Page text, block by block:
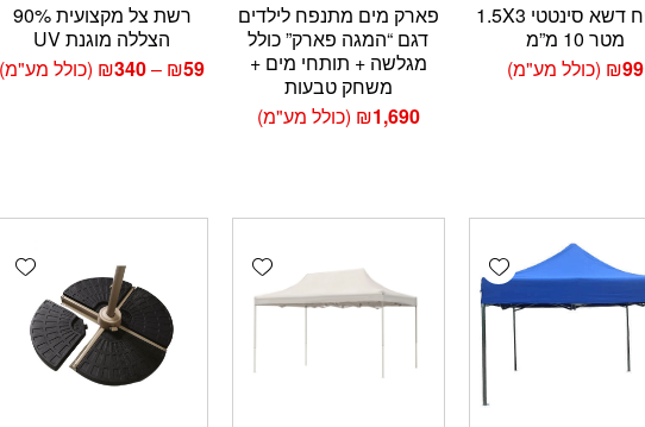
שטיח דשא סינטטי 1.5X3
מטר 10 מ”מ
₪99 (כולל מע"מ)
פארק מים מתנפח לילדים
דגם “המגה פארק” כולל
מגלשה + תותחי מים +
משחק טבעות
₪1,690 (כולל מע"מ)
רשת צל מקצועית 90%
הצללה מוגנת UV
₪59
–
₪340 טווח
מחירים:
(כולל מע"מ)
Add wishlist
Add wishlist